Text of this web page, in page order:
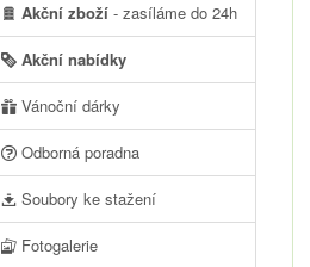
Akční zboží - zasíláme do 24h
Akční nabídky
Vánoční dárky
Odborná poradna
Soubory ke stažení
Fotogalerie